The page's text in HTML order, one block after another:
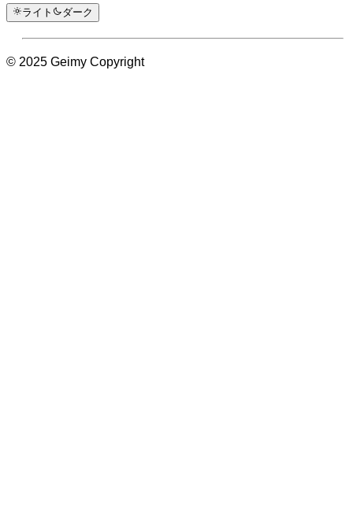
ライト ダーク
© 2025 Geimy Copyright